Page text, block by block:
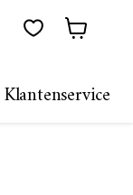
Klantenservice